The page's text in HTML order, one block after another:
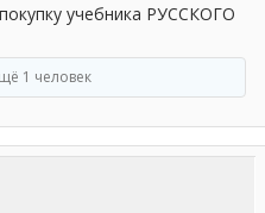
учебника РУССКОГО
1 человек